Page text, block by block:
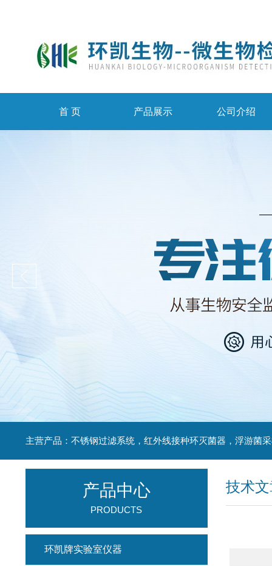
首 页 产品展示 公司介绍
技术
产品中心
PRODUCTS
环凯牌实验室仪器